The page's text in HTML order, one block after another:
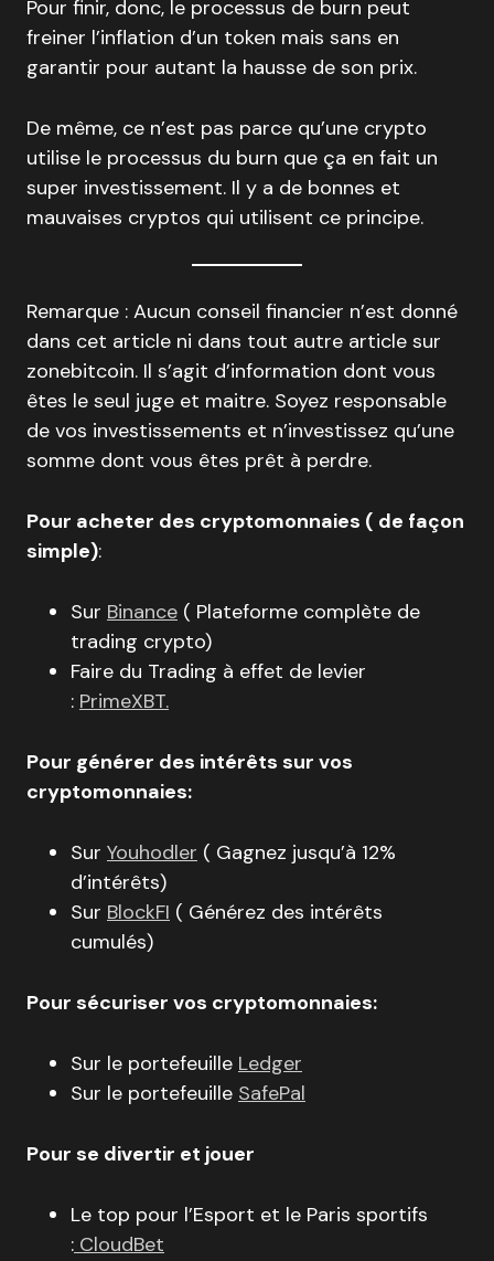
Pour finir, donc, le processus de burn peut
freiner l’inflation d’un token mais sans en
garantir pour autant la hausse de son prix.
De même, ce n’est pas parce qu’une crypto
utilise le processus du burn que ça en fait un
super investissement. Il y a de bonnes et
mauvaises cryptos qui utilisent ce principe.
Remarque : Aucun conseil financier n’est donné
dans cet article ni dans tout autre article sur
zonebitcoin. Il s’agit d’information dont vous
êtes le seul juge et maitre. Soyez responsable
de vos investissements et n’investissez qu’une
somme dont vous êtes prêt à perdre.
Pour acheter des cryptomonnaies ( de façon
simple):
Sur Binance ( Plateforme complète de
trading crypto)
Faire du Trading à effet de levier
: PrimeXBT.
Pour générer des intérêts sur vos
cryptomonnaies:
Sur Youhodler ( Gagnez jusqu’à 12%
d’intérêts)
Sur BlockFI ( Générez des intérêts
cumulés)
Pour sécuriser vos cryptomonnaies:
Sur le portefeuille Ledger
Sur le portefeuille SafePal
Pour se divertir et jouer
Le top pour l’Esport et le Paris sportifs
: CloudBet